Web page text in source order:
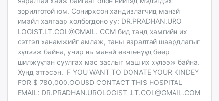
зорилготой юм. Сонирхсон хандивлагчид манай
имэйл хаягаар холбогдоно уу: DR.PRADHAN.URO
LOGIST.LT.COL@GMAIL. COM бид танд хамгийн их
сэтгэл ханамжийг амлаж, таны яаралтай шаардлагыг
хүлээж байна, учир нь манай өвчтөнүүд бөөр
шилжүүлэн суулгах мэс заслыг маш их хүлээж байна.
Хүнд этгэсэн. IF YOU WANT TO DONATE YOUR KINDEY
FOR $ 780,000.OOUSD CONTACT THIS HOSPITAL
EMAIL: DR.PRADHAN.UROLOGIST .LT.COL@GMAIL.COM